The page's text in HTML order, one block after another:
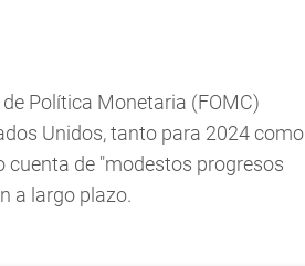
Política Monetaria (FOMC)
Unidos, tanto para 2024 como
cuenta de "modestos progresos
a largo plazo.